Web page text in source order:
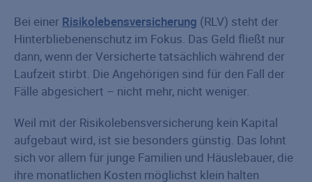
Bei einer Risikolebensversicherung (RLV) steht der
Hinterbliebenenschutz im Fokus. Das Geld fließt nur
dann, wenn der Versicherte tatsächlich während der
Laufzeit stirbt. Die Angehörigen sind für den Fall der
Fälle abgesichert – nicht mehr, nicht weniger.
Weil mit der Risikolebensversicherung kein Kapital
aufgebaut wird, ist sie besonders günstig. Das lohnt
sich vor allem für junge Familien und Häuslebauer, die
ihre monatlichen Kosten möglichst klein halten